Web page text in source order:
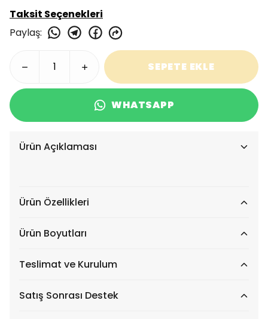
Taksit Seçenekleri
Paylaş:
SEPETE EKLE
WHATSAPP
Ürün Açıklaması
Ürün Özellikleri
Ürün Boyutları
Teslimat ve Kurulum
Satış Sonrası Destek